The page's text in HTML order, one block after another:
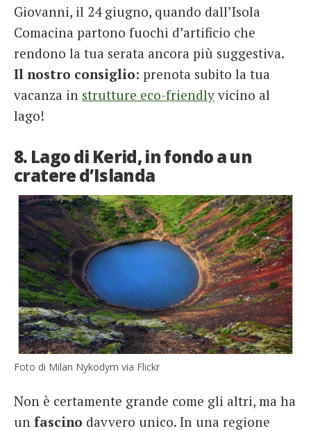
Giovanni, il 24 giugno, quando dall’Isola
Comacina partono fuochi d’artificio che
rendono la tua serata ancora più suggestiva.
Il nostro consiglio: prenota subito la tua
vacanza in strutture eco-friendly vicino al
lago!
8. Lago di Kerid, in fondo a un
cratere d’Islanda
Foto di Milan Nykodym via Flickr
Non è certamente grande come gli altri, ma ha
un fascino davvero unico. In una regione